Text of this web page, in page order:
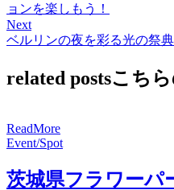
ョンを楽しもう！
Next
ベルリンの夜を彩る光の祭典
related postsこち
ReadMore
Event/Spot
茨城県フラワーパ